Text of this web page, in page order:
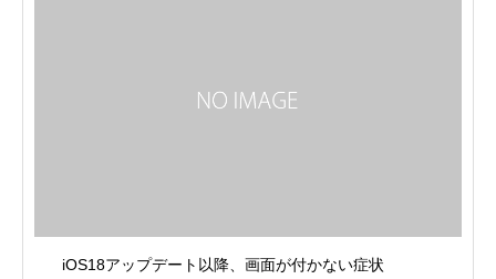
iOS18アップデート以降、画面が付かない症状